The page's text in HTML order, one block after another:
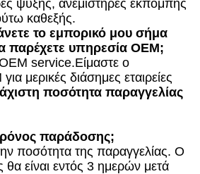
ψύξης, ανεμιστήρες εκπομπής
καθεξής.
το εμπορικό μου σήμα
παρέχετε υπηρεσία OEM;
service.Είμαστε ο
μερικές διάσημες εταιρείες
ποσότητα παραγγελίας
παράδοσης;
ποσότητα της παραγγελίας. Ο
είναι εντός 3 ημερών μετά